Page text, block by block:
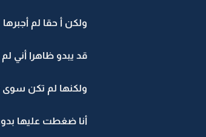
ولكن أ حقا لم أجبرها
قد يبدو ظاهرا أني
ولكنها لم تكن سوى
أنا ضغطت عليها